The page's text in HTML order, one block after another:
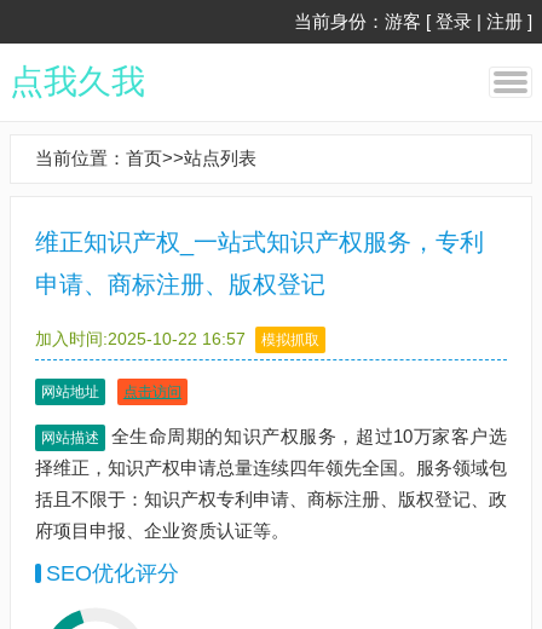
当前身份：游客 [ 登录 | 注册 ]
点我久我
当前位置： 首页>>站点列表
维正知识产权_一站式知识产权服务，专利
申请、商标注册、版权登记
加入时间:2025-10-22 16:57 模拟抓取
网站地址 点击访问
网站描述
全生命周期的知识产权服务，超过10万家客户选
择维正，知识产权申请总量连续四年领先全国。服务领域包
括且不限于：知识产权专利申请、商标注册、版权登记、政
府项目申报、企业资质认证等。
SEO优化评分